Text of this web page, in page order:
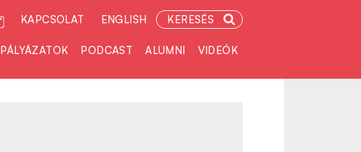
KAPCSOLAT ENGLISH KERESÉS
PÁLYÁZATOK PODCAST ALUMNI VIDEÓK